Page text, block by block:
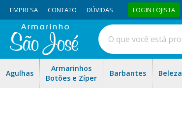
EMPRESA CONTATO DÚVIDAS LOGIN LOJISTA
Agulhas
Armarinhos
Botões e Zíper
Barbantes Beleza